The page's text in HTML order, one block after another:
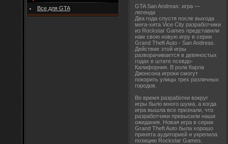
Все для GTA
GTA San Andreas: игра —
легенда
Два года спустя после выхода
мега-хита Vice City разработчики
из Rockstar Games представили
нам свою новую игру в серии
Grand Theft Auto - San Andreas.
Действие этой игры
разворачивается в девяностых
годах в штате псевдо-
Калифорния. В роли Карла
Джонсона игроки смогут
покорить улицы трех различных
городов.
Во время разработки вокруг
игры было много шума, а когда
игра вышла все признали, что
разработчики превысили наши
ожидания. Новая игра в серии
Grand Theft Auto была хорошо
принята аудиторией и укрепила
позицию Rockstar Games.